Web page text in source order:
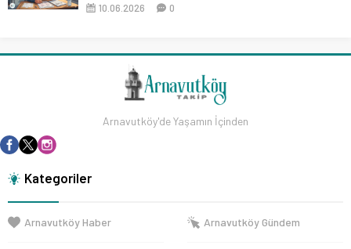
10.06.2026 0
Arnavutköy'de Yaşamın İçinden
Kategoriler
Arnavutköy Haber Arnavutköy Gündem